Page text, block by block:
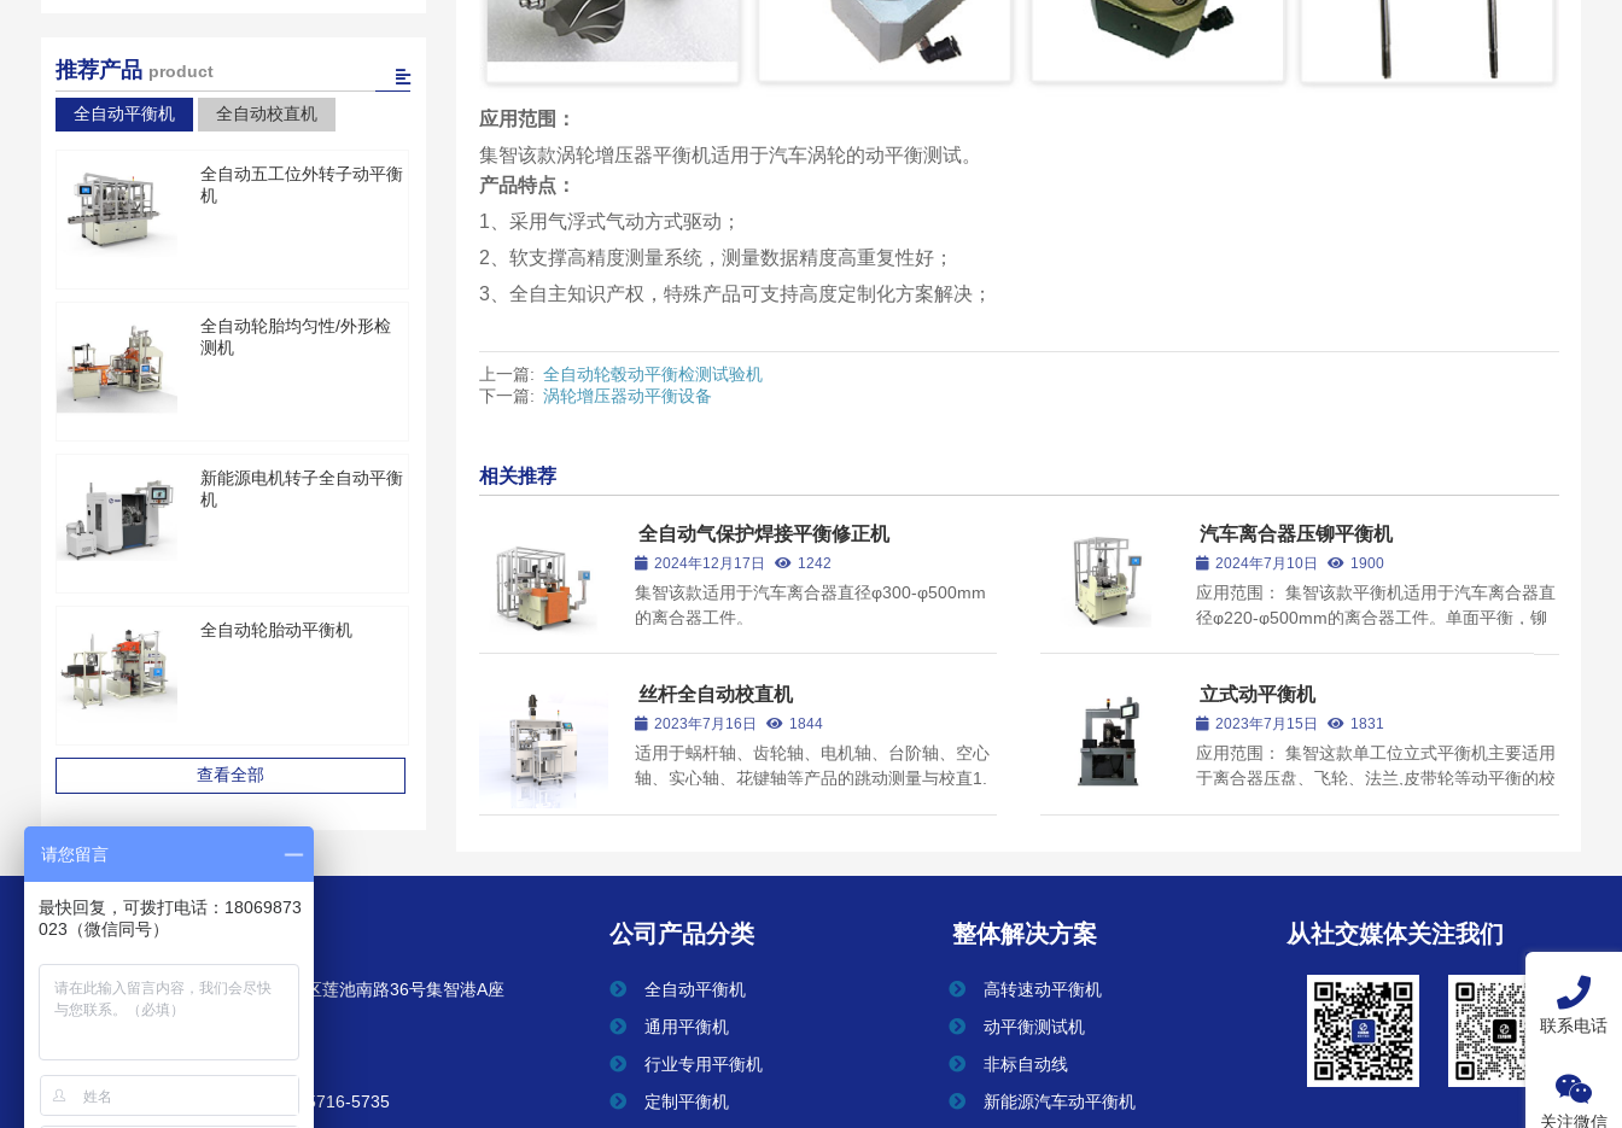
应用范围：
集智该款涡轮增压器平衡机适用于汽车涡轮的动平衡测试。
产品特点：
1、采用气浮式气动方式驱动；
2、软支撑高精度测量系统，测量数据精度高重复性好；
3、全自主知识产权，特殊产品可支持高度定制化方案解决；
上一篇: 全自动轮毂动平衡检测试验机
下一篇: 涡轮增压器动平衡设备
相关推荐
全自动气保护焊接平衡修正机
2024年12月17日 1242
集智该款适用于汽车离合器直径φ300-φ500mm
的离合器工件。
汽车离合器压铆平衡机
2024年7月10日 1900
应用范围： 集智该款平衡机适用于汽车离合器直
径φ220-φ500mm的离合器工件。单面平衡，铆
殊产品可支持高度定制化方案解决； 本机采用测
量、铆接加重、复检...
丝杆全自动校直机
2023年7月16日 1844
适用于蜗杆轴、齿轮轴、电机轴、台阶轴、空心
轴、实心轴、花键轴等产品的跳动测量与校直1.
控制系统的稳定性，3.采...
立式动平衡机
2023年7月15日 1831
应用范围： 集智这款单工位立式平衡机主要适用
于离合器压盘、飞轮、法兰,皮带轮等动平衡的校
光电式安全...
推荐产品 product
全自动平衡机 全自动校直机
全自动五工位外转子动平衡
机
全自动轮胎均匀性/外形检
测机
新能源电机转子全自动平衡
机
全自动轮胎动平衡机
查看全部
转子自动校直机
查看全部
我们的联络方式
公司地址：浙江省杭州市西湖区莲池南路36号集智港A座
E-mail: market@zjjizhi.com
手机：189-6809-9105；166-5716-5735
公司产品分类
全自动平衡机
通用平衡机
行业专用平衡机
定制平衡机
整体解决方案
高转速动平衡机
动平衡测试机
非标自动线
新能源汽车动平衡机
从社交媒体关注我们
联系电话
关注微信
请您留言
最快回复，可拨打电话：18069873
023（微信同号）